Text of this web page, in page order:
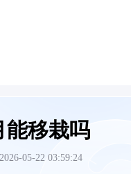
能移栽吗
2026-05-22 03:59:24